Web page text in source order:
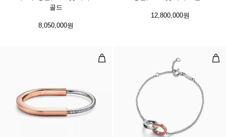
골드
8,050,000원
12,800,000원
뱅글, 로즈 및 화이트 골드, 하프 파
인